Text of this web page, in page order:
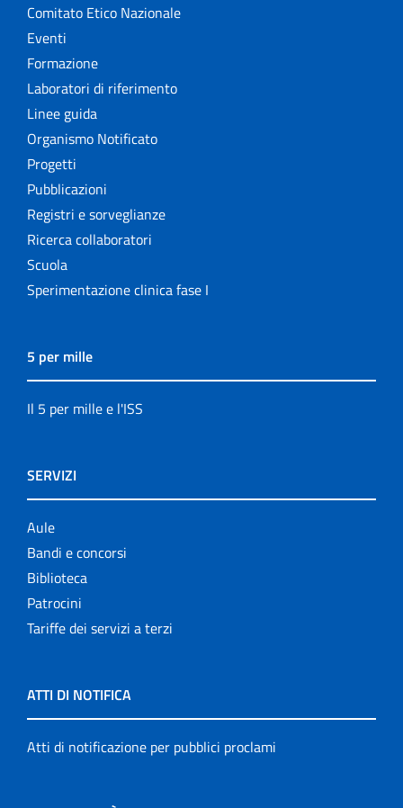
Comitato Etico Nazionale
Eventi
Formazione
Laboratori di riferimento
Linee guida
Organismo Notificato
Progetti
Pubblicazioni
Registri e sorveglianze
Ricerca collaboratori
Scuola
Sperimentazione clinica fase I
5 per mille
Il 5 per mille e l'ISS
SERVIZI
Aule
Bandi e concorsi
Biblioteca
Patrocini
Tariffe dei servizi a terzi
ATTI DI NOTIFICA
Atti di notificazione per pubblici proclami